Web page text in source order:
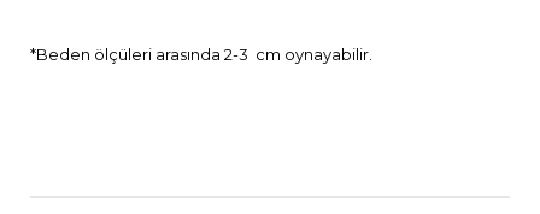
*Beden ölçüleri arasında 2-3 cm oynayabilir.